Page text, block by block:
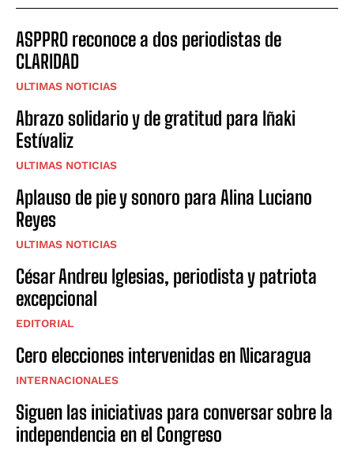
ASPPRO reconoce a dos periodistas de
CLARIDAD
ULTIMAS NOTICIAS
Abrazo solidario y de gratitud para Iñaki
Estívaliz
ULTIMAS NOTICIAS
Aplauso de pie y sonoro para Alina Luciano
Reyes
ULTIMAS NOTICIAS
César Andreu Iglesias, periodista y patriota
excepcional
EDITORIAL
Cero elecciones intervenidas en Nicaragua
INTERNACIONALES
Siguen las iniciativas para conversar sobre la
independencia en el Congreso